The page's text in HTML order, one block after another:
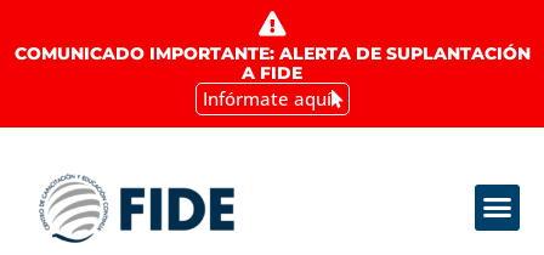
COMUNICADO IMPORTANTE: ALERTA DE SUPLANTACIÓN
A FIDE
Infórmate aquí